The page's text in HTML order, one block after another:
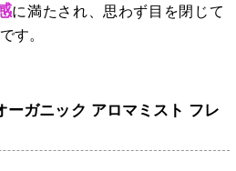
に満たされ、思わず目を閉じて
す。
ーガニック アロマミスト フレ